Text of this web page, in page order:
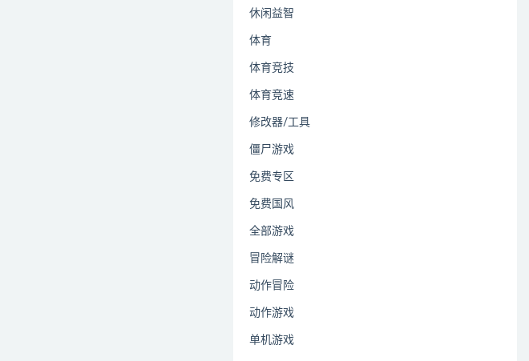
休闲益智
体育
体育竞技
体育竞速
修改器/工具
僵尸游戏
免费专区
免费国风
全部游戏
冒险解谜
动作冒险
动作游戏
单机游戏